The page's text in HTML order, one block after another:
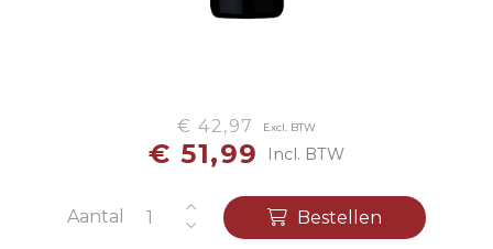
€ 42,97 Excl. BTW
€ 51,99 Incl. BTW
Aantal Bestellen